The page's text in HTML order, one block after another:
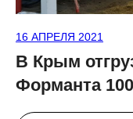
16 АПРЕЛЯ 2021
В Крым
Форманта